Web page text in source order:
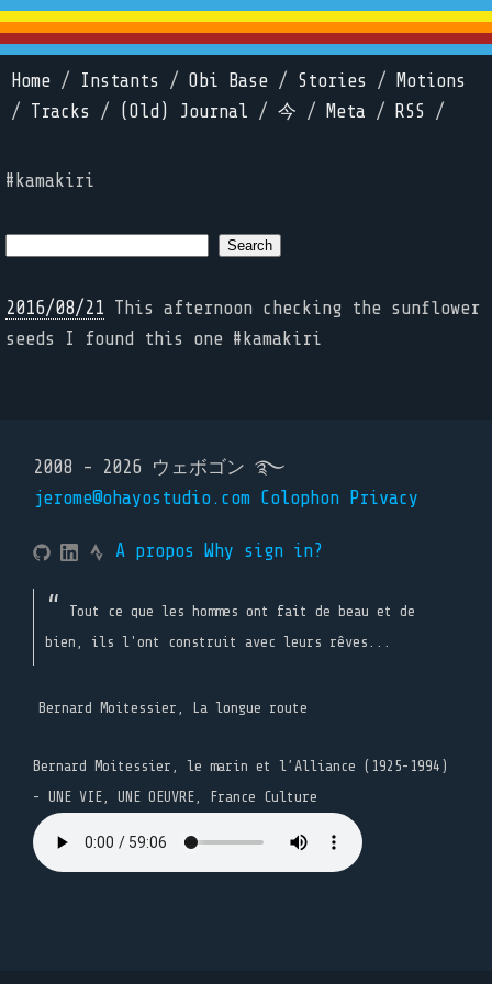
Home / Instants / Obi Base / Stories /
Motions
/ Tracks / (Old) Journal / 今 / Meta / RSS /
#kamakiri
2016/08/21 This afternoon checking the sunflower
seeds I found this one #kamakiri
2008 - 2026 ウェボゴン ࿐
jerome@ohayostudio.com Colophon Privacy
A propos Why sign in?
Tout ce que les hommes ont fait de beau et de
bien, ils l'ont construit avec leurs rêves...
Bernard Moitessier, La longue route
Bernard Moitessier, le marin et l’Alliance (1925-1994)
- UNE VIE, UNE OEUVRE, France Culture